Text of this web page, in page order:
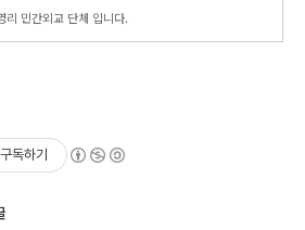
리 민간외교 단체 입니다.
구독하기